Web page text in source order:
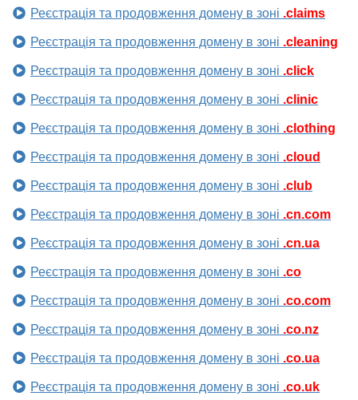
Реєстрація та продовження домену в зоні .claims
Реєстрація та продовження домену в зоні .cleaning
Реєстрація та продовження домену в зоні .click
Реєстрація та продовження домену в зоні .clinic
Реєстрація та продовження домену в зоні .clothing
Реєстрація та продовження домену в зоні .cloud
Реєстрація та продовження домену в зоні .club
Реєстрація та продовження домену в зоні .cn.com
Реєстрація та продовження домену в зоні .cn.ua
Реєстрація та продовження домену в зоні .co
Реєстрація та продовження домену в зоні .co.com
Реєстрація та продовження домену в зоні .co.nz
Реєстрація та продовження домену в зоні .co.ua
Реєстрація та продовження домену в зоні .co.uk